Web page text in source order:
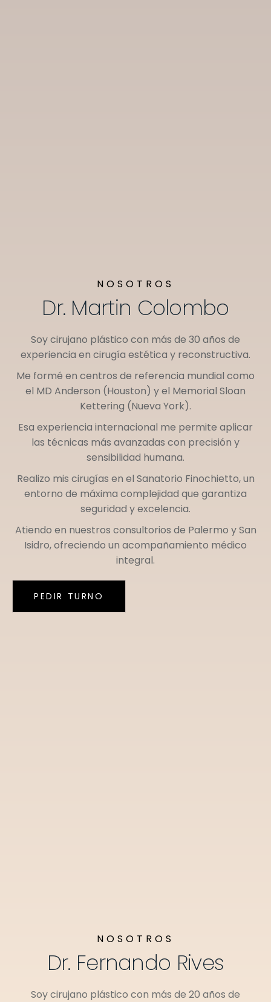
NOSOTROS
Dr. Martin Colombo
Soy cirujano plástico con más de 30 años de
experiencia en cirugía estética y reconstructiva.
Me formé en centros de referencia mundial como
el MD Anderson (Houston) y el Memorial Sloan
Kettering (Nueva York).
Esa experiencia internacional me permite aplicar
las técnicas más avanzadas con precisión y
sensibilidad humana.
Realizo mis cirugías en el Sanatorio Finochietto, un
entorno de máxima complejidad que garantiza
seguridad y excelencia.
Atiendo en nuestros consultorios de Palermo ySan
Isidro, ofreciendo un acompañamiento médico
integral.
PEDIR TURNO
NOSOTROS
Dr. Fernando Rives
Soy cirujano plástico con más de 20 años de